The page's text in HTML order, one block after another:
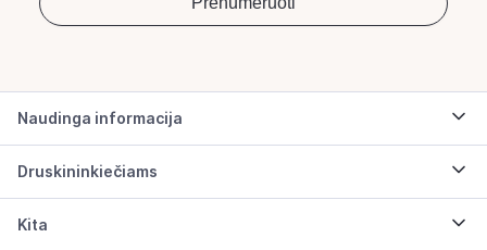
Naudinga informacija
Druskininkiečiams
Kita